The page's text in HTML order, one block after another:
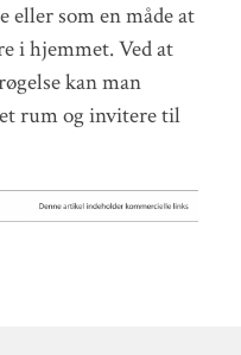
eller som en måde at
i hjemmet. Ved at
kan man
rum og invitere til